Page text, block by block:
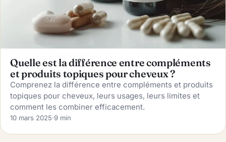
Quelle est la différence entre compléments
et produits topiques pour cheveux ?
Comprenez la différence entre compléments et produits
topiques pour cheveux, leurs usages, leurs limites et
comment les combiner efficacement.
10 mars 2025·9 min